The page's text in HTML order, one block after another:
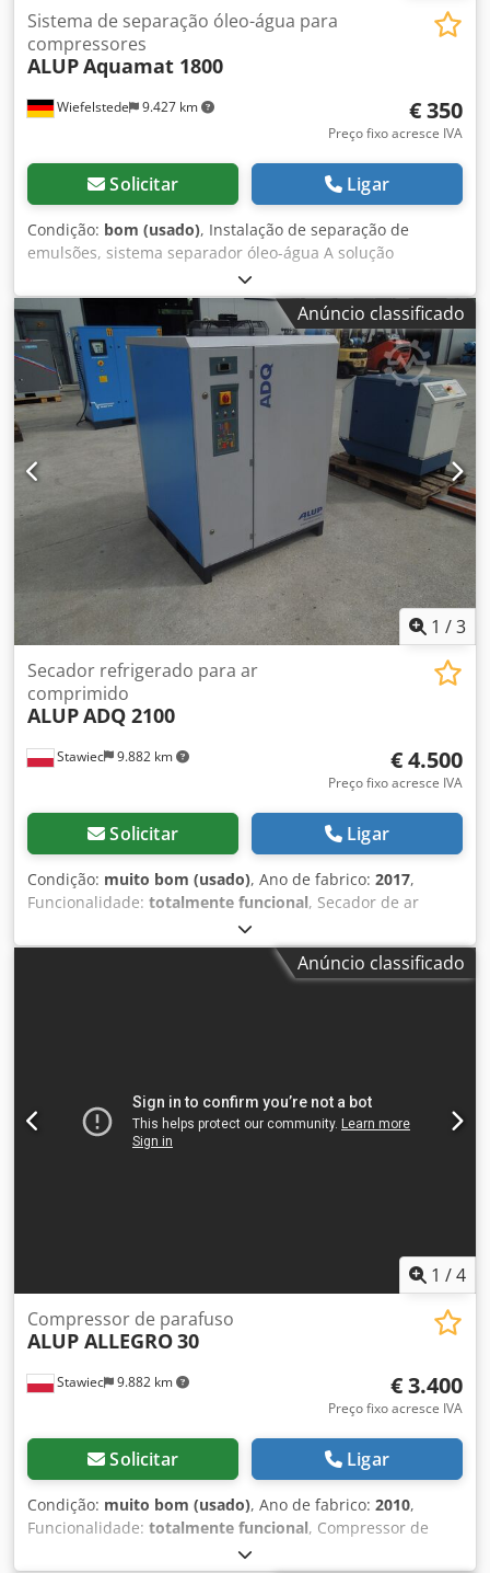
Wiefelstede 9.427 km
Sistema de separação óleo-água para
compressores
ALUPAquamat 1800
€ 350
Preço fixo acresce IVA
Solicitar Ligar
Condição: bom (usado), Instalação de separação de
emulsões, sistema separador óleo-água A solução
econômica e permanentemente confiável para o problema
geralmente é a separação óleo/água para condensados
dispersos. A água purificada cumpre os requisitos legais
para descarte na rede de esgoto. -Dimensões:
750/600/H950 mm Dcodpfx Aob A I Ikolnsk -Peso: 80 kg
Anúncio classificado
1 /3
Stawiec 9.882 km
Secador refrigerado para ar
comprimido
ALUPADQ 2100
€ 4.500
Preço fixo acresce IVA
Solicitar Ligar
Condição: muito bom (usado), Ano de fabrico: 2017,
Funcionalidade: totalmente funcional, Secador de ar
comprimido ALUP ADQ 2100 capacidade: 35000 l/min; ano
de fabricação: 2017. Dcedpfxozmwr Ij Alnsk preço líquido:
Anúncio classificado
1 /4
Stawiec 9.882 km
Compressor de parafuso
ALUP ALLEGRO30
€ 3.400
Preço fixo acresce IVA
Solicitar Ligar
Condição: muito bom (usado), Ano de fabrico: 2010,
Funcionalidade: totalmente funcional, Compressor de
parafuso ALUP ALLEGRO 30 10, máquina com variador de